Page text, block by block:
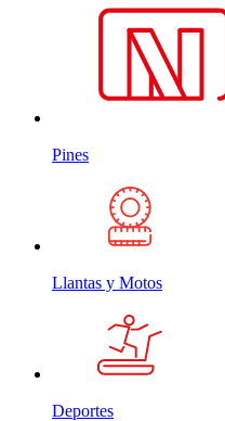
Pines
Llantas y Motos
Deportes